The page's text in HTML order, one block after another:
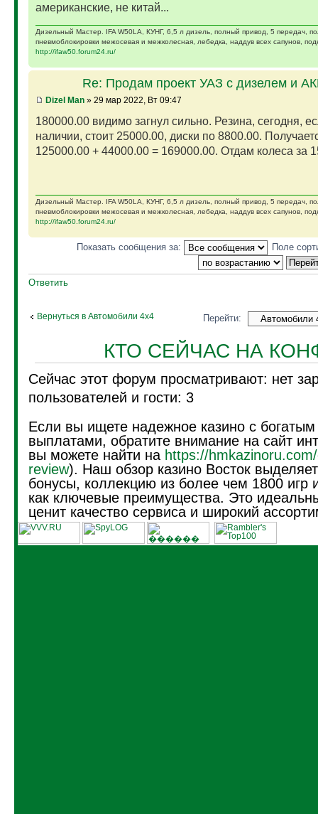
американские, не китай...
Дизельный Мастер. IFA W50LA, КУНГ, 6,5 л дизель, полный привод, 5 передач,
пневмоблокировки межосевая и межколесная, лебедка, наддув всех сапунов,
http://ifaw50.forum24.ru/
Re: Продам проект УАЗ с дизелем и
Dizel Man» 29 мар 2022, Вт 09:47
180000.00 видимо загнул сильно. Резина, сегодня,
наличии, стоит 25000.00, диски по 8800.00.
125000.00 + 44000.00 = 169000.00. Отдам колеса за
Дизельный Мастер. IFA W50LA, КУНГ, 6,5 л дизель, полный привод, 5 передач,
пневмоблокировки межосевая и межколесная, лебедка, наддув всех сапунов,
http://ifaw50.forum24.ru/
Показать сообщения за: Поле
Ответить
Вернуться в Автомобили 4х4 Перейти:
КТО СЕЙЧАС НА
Сейчас этот форум просматривают: нет
пользователей и гости: 3
Если вы ищете надежное казино с
выплатами, обратите внимание на сайт
вы можете найти на https://
review). Наш обзор казино Восток
бонусы, коллекцию из более чем 1800 игр
как ключевые преимущества. Это
ценит качество сервиса и широкий